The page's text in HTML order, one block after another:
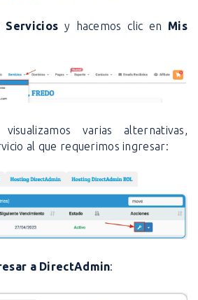
Servicios y hacemos clic en Mis
visualizamos varias alternativas,
al que requerimos ingresar:
a DirectAdmin: